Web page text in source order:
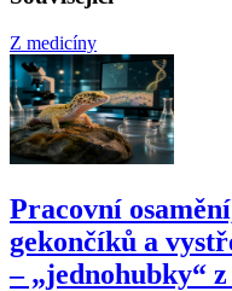
Z medicíny
Pracovní
gekončíků a
–⁠ „jednohubky“